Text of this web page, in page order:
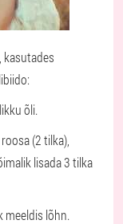
kasutades
õli.
(2 tilka),
lisada 3 tilka
meeldis lõhn.